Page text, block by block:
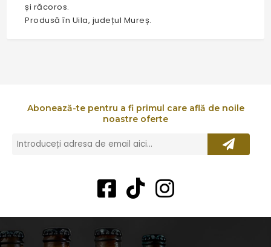
și răcoros.
Produsă în Uila, județul Mureș.
Abonează-te pentru a fi primul care află de noile
noastre oferte